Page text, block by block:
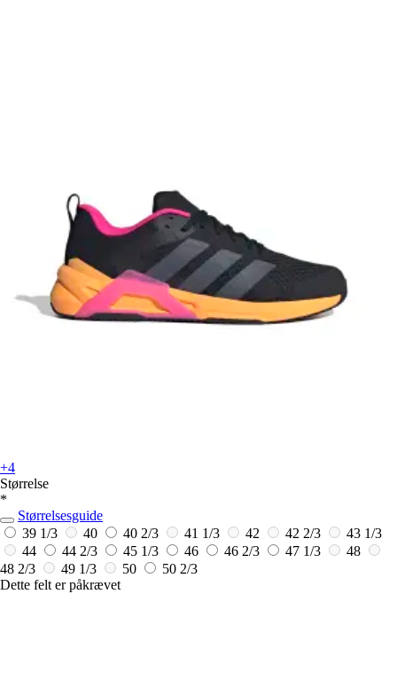
+4
Størrelse
*
Størrelsesguide
39 1/3
40 40 2/3 41 1/3 42 42 2/3
43 1/3
44
44 2/3 45 1/3 46 46 2/3 47 1/3
48
48 2/3
49 1/3 50
50 2/3
Dette felt er påkrævet